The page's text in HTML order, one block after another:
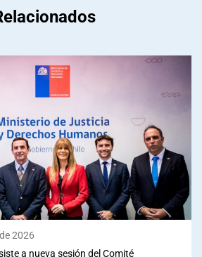
2026
a nueva sesión del Comité